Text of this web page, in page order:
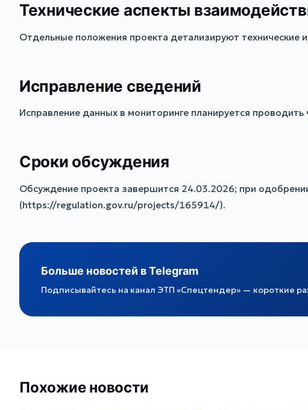
Технические аспекты
Отдельные положения проекта детализируют технические
Исправление сведений
Исправление данных в мониторинге планируется
Сроки обсуждения
Обсуждение проекта завершится 24.03.2026; при
(https://regulation.gov.ru/projects/165914/).
Больше новостей в Telegram
Подписывайтесь на канал ЭТП «Спецтендер» — короткие
Похожие новости